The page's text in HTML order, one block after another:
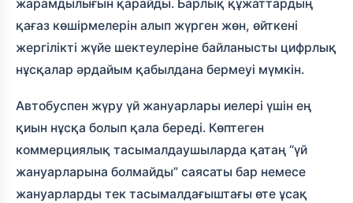
жарамдылығын қарайды. Барлық құжаттардың
қағаз көшірмелерін алып жүрген жөн, өйткені
жергілікті жүйе шектеулеріне байланысты цифрлық
нұсқалар әрдайым қабылдана бермеуі мүмкін.
Автобуспен жүру үй жануарлары иелері үшін ең
қиын нұсқа болып қала береді. Көптеген
коммерциялық тасымалдаушыларда қатаң “үй
жануарларына болмайды” саясаты бар немесе
жануарларды тек тасымалдағыштағы өте ұсақ